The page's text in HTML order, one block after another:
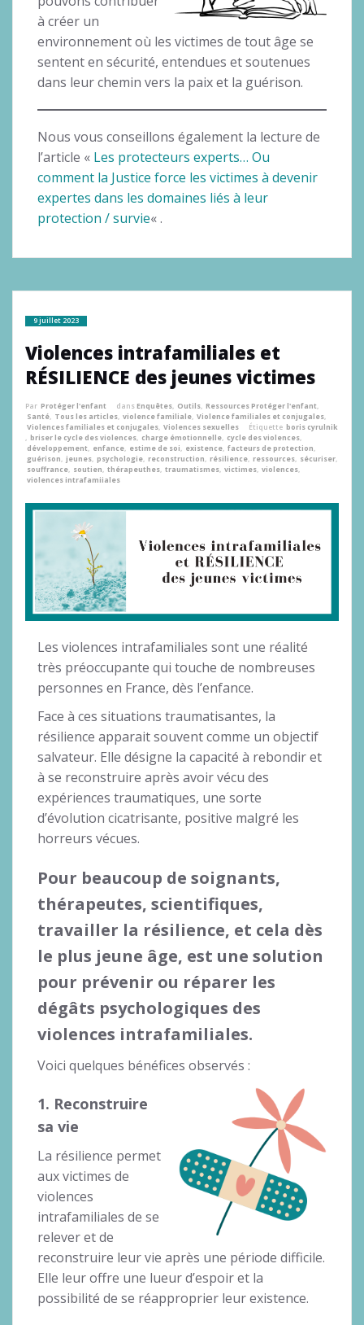
à créer un
environnement où les victimes de tout âge se
sentent en sécurité, entendues et soutenues
dans leur chemin vers la paix et la guérison.
Nous vous conseillons également la lecture de
l’article « Les protecteurs experts… Ou
comment la Justice force les victimes à devenir
expertes dans les domaines liés à leur
protection / survie« .
9 juillet 2023
Violences intrafamiliales et
RÉSILIENCE des jeunes victimes
Par Protéger l'enfant dansEnquêtes, Outils, Ressources Protéger l'enfant,
Santé, Tous les articles, violence familiale, Violence familiales et conjugales,
Violences familiales et conjugales, Violences sexuelles Étiquette boris cyrulnik
, briser le cycle des violences, charge émotionnelle, cycle des violences,
développement, enfance, estime de soi, existence, facteurs de protection,
guérison, jeunes, psychologie, reconstruction, résilience, ressources, sécuriser,
souffrance, soutien, thérapeuthes, traumatismes, victimes, violences,
violences intrafamiiales
Les violences intrafamiliales sont une réalité
très préoccupante qui touche de nombreuses
personnes en France, dès l’enfance.
Face à ces situations traumatisantes, la
résilience apparait souvent comme un objectif
salvateur. Elle désigne la capacité à rebondir et
à se reconstruire après avoir vécu des
expériences traumatiques, une sorte
d’évolution cicatrisante, positive malgré les
horreurs vécues.
Pour beaucoup de soignants,
thérapeutes, scientifiques,
travailler la résilience, et cela dès
le plus jeune âge, est une solution
pour prévenir ou réparer les
dégâts psychologiques des
violences intrafamiliales.
Voici quelques bénéfices observés :
1. Reconstruire
sa vie
La résilience permet
aux victimes de
violences
intrafamiliales de se
relever et de
reconstruire leur vie après une période difficile.
Elle leur offre une lueur d’espoir et la
possibilité de se réapproprier leur existence.